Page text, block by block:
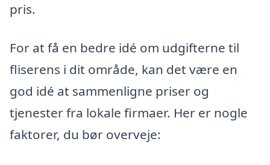
pris.
For at få en bedre idé om udgifterne til
fliserens i dit område, kan det være en
god idé at sammenligne priser og
tjenester fra lokale firmaer. Her er nogle
faktorer, du bør overveje: